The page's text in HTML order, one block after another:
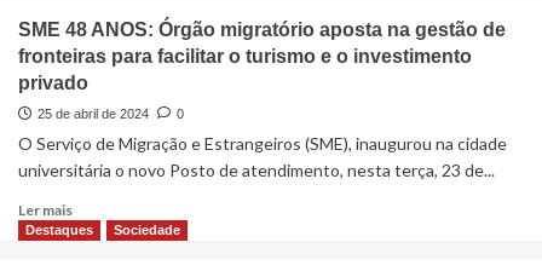
SME 48 ANOS: Órgão migratório aposta na gestão de
fronteiras para facilitar o turismo e o investimento
privado
25 de abril de 2024 0
O Serviço de Migração e Estrangeiros (SME), inaugurou na cidade
universitária o novo Posto de atendimento, nesta terça, 23 de...
Ler mais
Destaques Sociedade